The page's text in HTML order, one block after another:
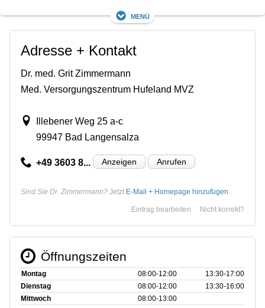
Menü
Adresse + Kontakt
Dr. med. Grit Zimmermann
Med. Versorgungszentrum Hufeland MVZ
Illebener Weg 25 a-c
99947 Bad Langensalza
+49 3603 8... Anzeigen Anrufen
Sind Sie Dr. Zimmermann? Jetzt E-Mail + Homepage hinzufügen
Nicht korrekt?
Eintrag bearbeiten
Öffnungszeiten
Montag 08:00‑12:00
13:30‑17:00
Dienstag
08:00‑12:00
13:30‑16:00
Mittwoch
08:00‑13:00